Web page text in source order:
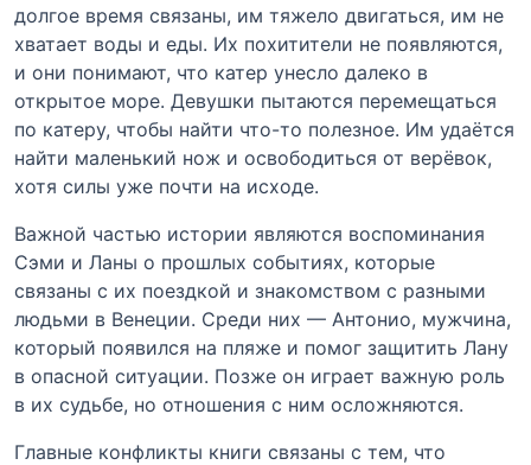
долгое время связаны, им тяжело двигаться, им не
хватает воды и еды. Их похитители не появляются,
и они понимают, что катер унесло далеко в
открытое море. Девушки пытаются перемещаться
по катеру, чтобы найти что-то полезное. Им удаётся
найти маленький нож и освободиться от верёвок,
хотя силы уже почти на исходе.
Важной частью истории являются воспоминания
Сэми и Ланы о прошлых событиях, которые
связаны с их поездкой и знакомством с разными
людьми в Венеции. Среди них — Антонио, мужчина,
который появился на пляже и помог защитить Лану
в опасной ситуации. Позже он играет важную роль
в их судьбе, но отношения с ним осложняются.
Главные конфликты книги связаны с тем, что